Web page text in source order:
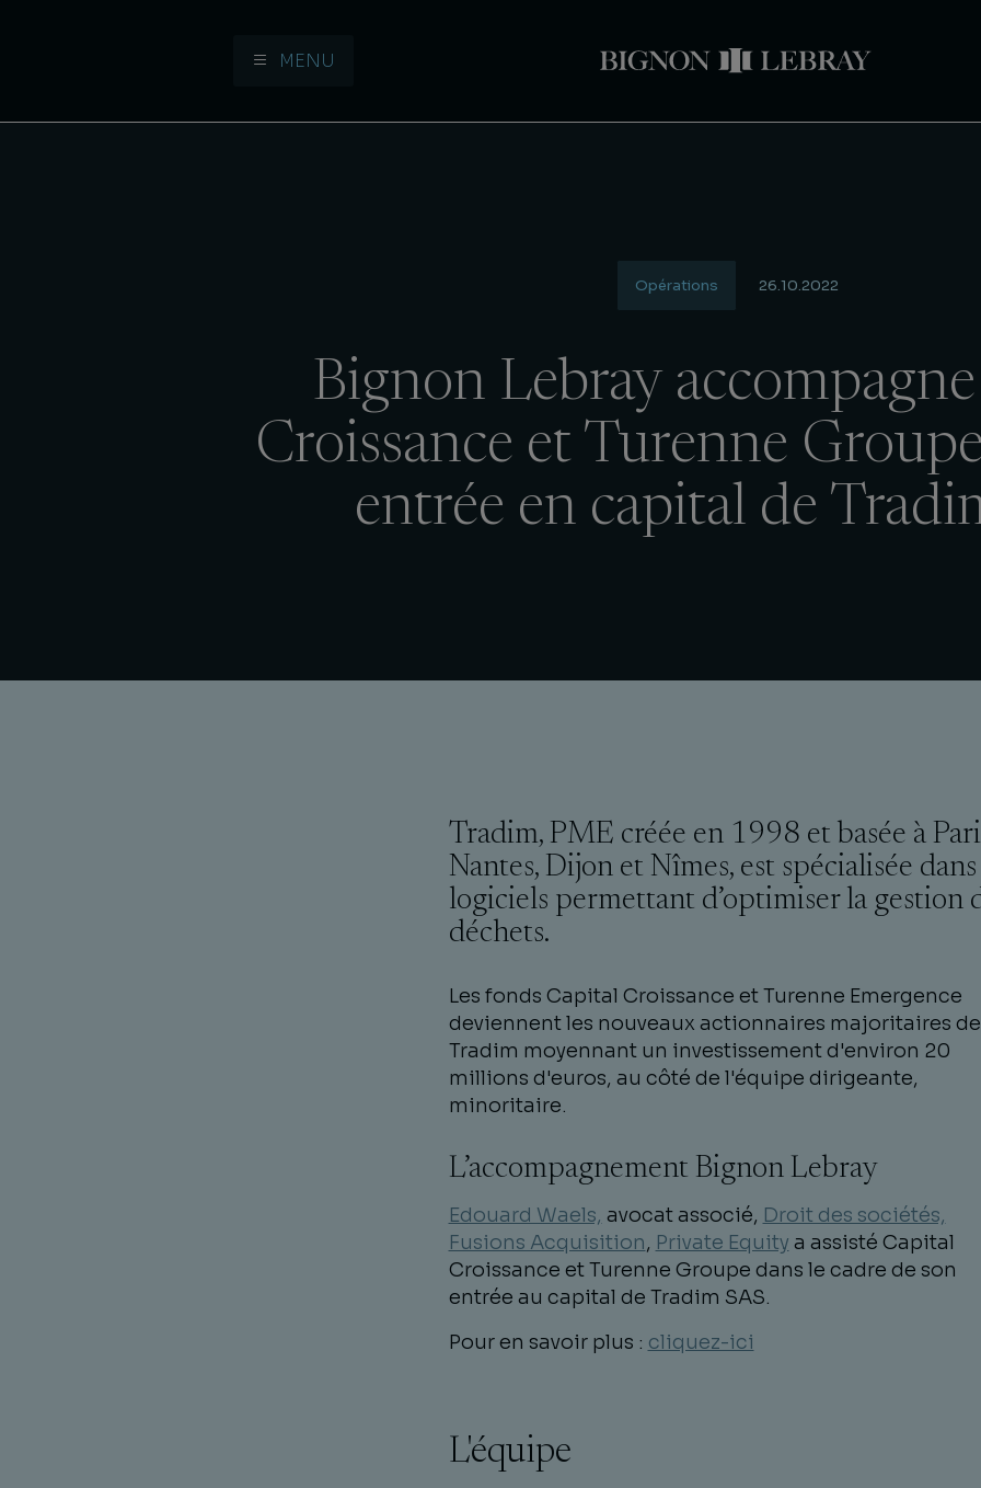
MENU
Opérations 26.10.2022
Bignon Lebray
Croissance et Turenne
entrée en capital de
Tradim, PME créée en 1998 et basée à
Nantes, Dijon et Nîmes, est spécialisée dans
logiciels permettant d’optimiser la gestion
déchets.
Les fonds Capital Croissance et Turenne Emergence
deviennent les nouveaux actionnaires majoritaires de
Tradim moyennant un investissement d'environ 20
millions d'euros, au côté de l'équipe dirigeante,
minoritaire.
L’accompagnement Bignon Lebray
Edouard Waels, avocat associé, Droit des sociétés,
Fusions Acquisition, Private Equity a assisté Capital
Croissance et Turenne Groupe dans le cadre de son
entrée au capital de Tradim SAS.
Pour en savoir plus : cliquez-ici
L'équipe